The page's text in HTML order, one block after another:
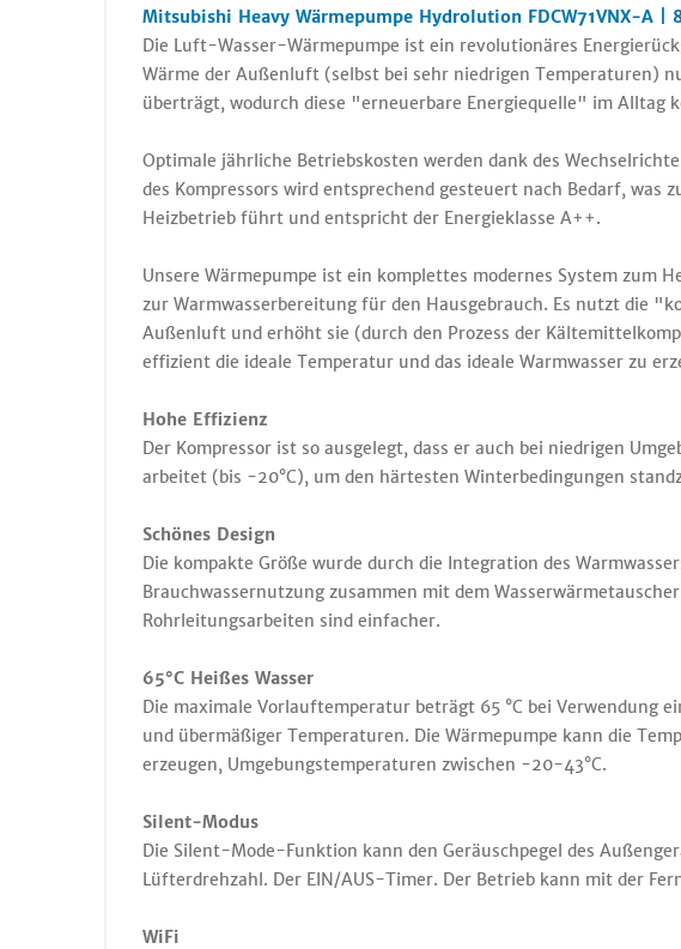
Mitsubishi Heavy Wärmepumpe Hydrolution FDCW71VNX-A |
Die Luft-Wasser-Wärmepumpe ist ein revolutionäres
Wärme der Außenluft (selbst bei sehr niedrigen Temperaturen)
überträgt, wodurch diese "erneuerbare Energiequelle" im Alltag
Optimale jährliche Betriebskosten werden dank des
des Kompressors wird entsprechend gesteuert nach Bedarf, was
Heizbetrieb führt und entspricht der Energieklasse A++.
Unsere Wärmepumpe ist ein komplettes modernes System zum
zur Warmwasserbereitung für den Hausgebrauch. Es nutzt die
Außenluft und erhöht sie (durch den Prozess der
effizient die ideale Temperatur und das ideale Warmwasser zu
Hohe Effizienz
Der Kompressor ist so ausgelegt, dass er auch bei niedrigen
arbeitet (bis -20°C), um den härtesten Winterbedingungen
Schönes Design
Die kompakte Größe wurde durch die Integration des
Brauchwassernutzung zusammen mit dem
Rohrleitungsarbeiten sind einfacher.
65°C Heißes Wasser
Die maximale Vorlauftemperatur beträgt 65 °C bei Verwendung
und übermäßiger Temperaturen. Die Wärmepumpe kann die
erzeugen, Umgebungstemperaturen zwischen -20-43°C.
Silent-Modus
Die Silent-Mode-Funktion kann den Geräuschpegel des
Lüfterdrehzahl. Der EIN/AUS-Timer. Der Betrieb kann mit der
WiFi